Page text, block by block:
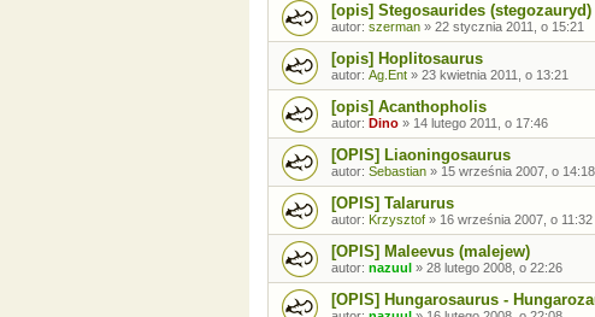
[opis] Stegosaurides (stegozauryd)
autor: szerman » 22 stycznia 2011, o 15:21
[opis] Hoplitosaurus
autor: Ag.Ent » 23 kwietnia 2011, o 13:21
[opis] Acanthopholis
autor: Dino » 14 lutego 2011, o 17:46
[OPIS] Liaoningosaurus
autor: Sebastian » 15 września 2007, o 14:18
[OPIS] Talarurus
autor: Krzysztof » 16 września 2007, o 11:32
[OPIS] Maleevus (malejew)
autor: nazuul » 28 lutego 2008, o 22:26
[OPIS] Hungarosaurus -